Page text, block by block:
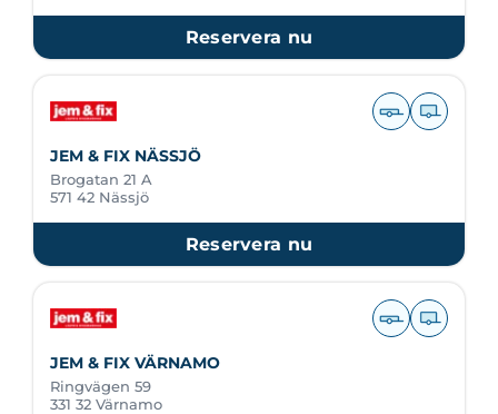
Reservera nu
JEM & FIX NÄSSJÖ
Brogatan 21 A
571 42 Nässjö
Reservera nu
JEM & FIX VÄRNAMO
Ringvägen 59
331 32 Värnamo